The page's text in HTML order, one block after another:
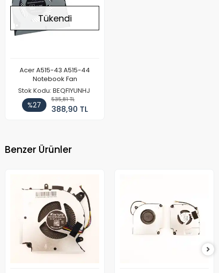
Tükendi
Acer A515-43 A515-44
Notebook Fan
Stok Kodu: BEQFIYUNHJ
%27
535,81 TL
388,90 TL
Benzer Ürünler